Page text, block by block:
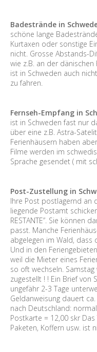
Badestrände in
schöne lange
Kurtaxen oder sonstige
nicht. Grosse Abstands-
wie z.B. an der dänischen
ist in Schweden auch
zu fahren.
Fernseh-Empfang in
ist in Schweden fast nur
über eine z.B. Astra-
Ferienhäusern haben
Filme werden im
Sprache gesendet ( mit
Post-Zustellung in
Ihre Post postlagernd an
liegende Postamt
RESTANTE”. Sie können
passt. Manche
abgelegen im Wald, dass
Und in den
weil die Mieter eines
so oft wechseln.
zugestellt ! ! Ein Brief von
ungefähr 2-3 Tage
Geldanweisung dauert
nach Deutschland:
Postkarte = 12,00 skr
Paketen, Koffern usw. ist